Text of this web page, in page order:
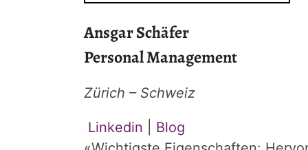
Ansgar Schäfer
Personal Management
Zürich – Schweiz
Linkedin
Blog